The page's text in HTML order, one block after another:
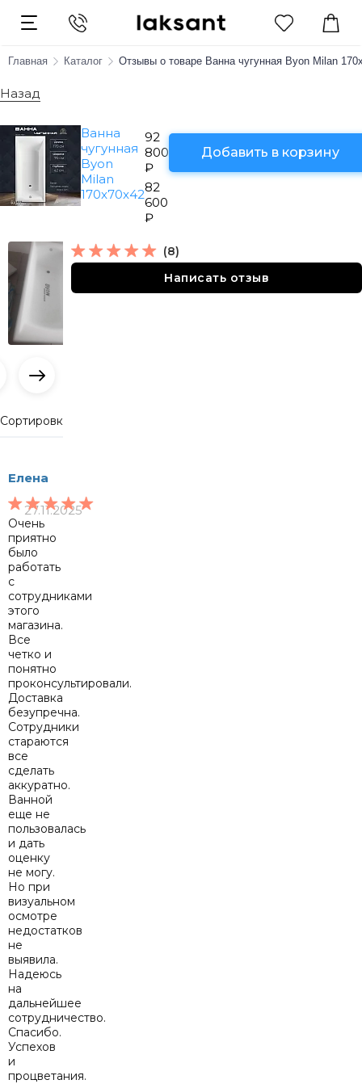
Главная Каталог Отзывы о товаре Ванна чугунная Byon Milan
Назад
Ванна
чугунная
Byon
Milan
170x70x42
92
800
₽
82
600
₽
(8)
Написать отзыв
Сортировка:
Елена
27.11.2025
Очень
приятно
было
работать
с
сотрудниками
этого
магазина.
Все
четко и
понятно
проконсультировали.
Доставка
безупречна.
Сотрудники
стараются
все
сделать
аккуратно.
Ванной
еще не
пользовалась
и дать
оценку
не могу.
Но при
визуальном
осмотре
недостатков
не
выявила.
Надеюсь
на
дальнейшее
сотрудничество.
Спасибо.
Успехов
и
процветания.